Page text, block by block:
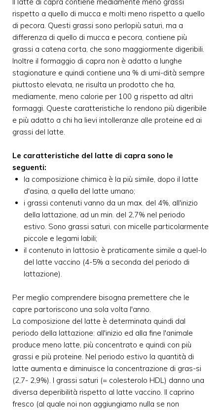
rispetto a quello di mucca e molti meno rispetto a quello
di pecora. Questi grassi sono perlopiù saturi, ma a
differenza di quello di mucca e pecora, contiene più
grassi a catena corta, che sono maggiormente digeribili.
Inoltre il formaggio di capra non è adatto a lunghe
stagionature e quindi contiene una % di umi-dità sempre
piuttosto elevata, ne risulta un prodotto che ha,
mediamente, meno calorie per 100 g rispetto ad altri
formaggi. Queste caratteristiche lo rendono più digeribile
e più adatto a chi ha lievi intolleranze alle proteine ed ai
grassi del latte.
Le caratteristiche del latte di capra sono le
seguenti:
la composizione chimica è la più simile, dopo il latte
d'asina, a quella del latte umano;
i grassi contenuti vanno da un max. del 4%, all'inizio
della lattazione, ad un min. del 2,7% nel periodo
estivo. Sono grassi saturi, con micelle particolarmente
piccole e legami labili;
il contenuto in lattosio è praticamente simile a quel-lo
del latte vaccino (4-5% a seconda del periodo di
lattazione).
Per meglio comprendere bisogna premettere che le
capre partoriscono una sola volta l'anno.
La composizione del latte è determinata quindi dal
periodo della lattazione: all'inizio ed alla fine l'animale
produce meno latte, più concentrato e quindi con più
grassi e più proteine. Nel periodo estivo la quantità di
latte aumenta e diminuisce la concentrazione di gras-si
(2,7- 2,9%). I grassi saturi (= colesterolo HDL) danno una
diversa deperibilità rispetto al latte vaccino. Il caprino
fresco (al quale noi non aggiungiamo nulla se non